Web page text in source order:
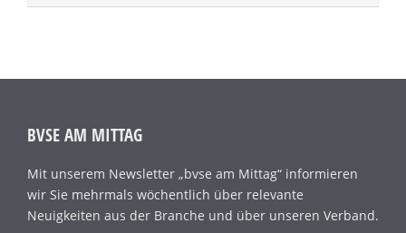
BVSE AM MITTAG
Mit unserem Newsletter „bvse am Mittag“ informieren
wir Sie mehrmals wöchentlich über relevante
Neuigkeiten aus der Branche und über unseren Verband.